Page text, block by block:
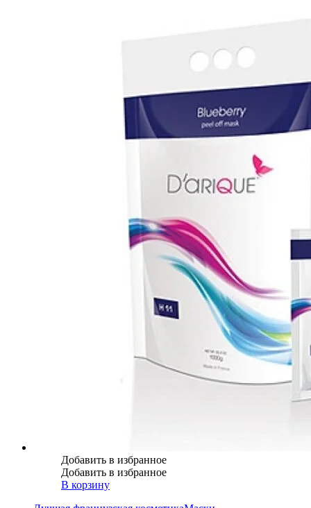
Добавить в избранное
Добавить в избранное
В корзину